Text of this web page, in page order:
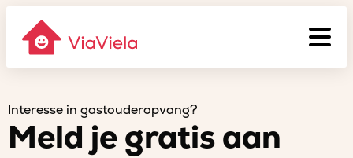
Interesse in gastouderopvang?
Meld je gratis aan